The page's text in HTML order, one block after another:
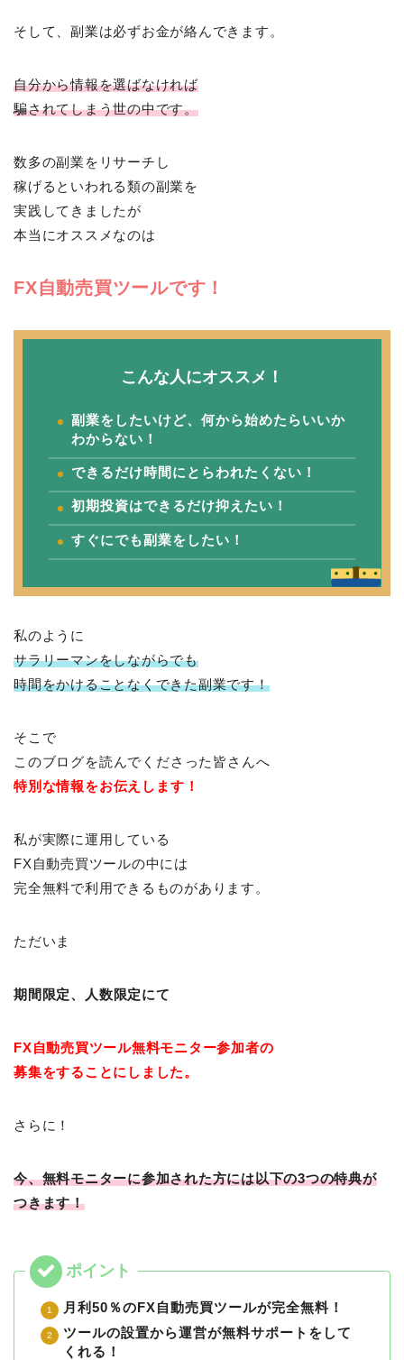
そして、副業は必ずお金が絡んできます。
自分から情報を選ばなければ
騙されてしまう世の中です。
数多の副業をリサーチし
稼げるといわれる類の副業を
実践してきましたが
本当にオススメなのは
FX自動売買ツールです！
こんな人にオススメ！
副業をしたいけど、何から始めたらいいか
わからない！
できるだけ時間にとらわれたくない！
初期投資はできるだけ抑えたい！
すぐにでも副業をしたい！
私のように
サラリーマンをしながらでも
時間をかけることなくできた副業です！
そこで
このブログを読んでくださった皆さんへ
特別な情報をお伝えします！
私が実際に運用している
FX自動売買ツールの中には
完全無料で利用できるものがあります。
ただいま
期間限定、 人数限定にて
FX自動売買ツール無料モニター参加者の
募集をすることにしました。
さらに！
今、無料モニターに参加された方には以下の3つの特典が
つきます！
月利50％のFX自動売買ツールが完全無料！
ツールの設置から運営が無料サポートをして
くれる！